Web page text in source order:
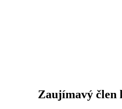
Zaujímavý člen